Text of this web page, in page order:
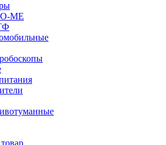
ME